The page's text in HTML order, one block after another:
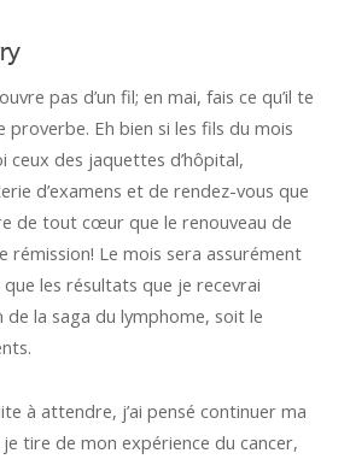
pas d’un fil; en mai, fais ce qu’il te
Eh bien si les fils du mois
ceux des jaquettes d’hôpital,
d’examens et de rendez-vous que
de tout cœur que le renouveau de
rémission! Le mois sera assurément
les résultats que je recevrai
la saga du lymphome, soit le
à attendre, j’ai pensé continuer ma
tire de mon expérience du cancer,